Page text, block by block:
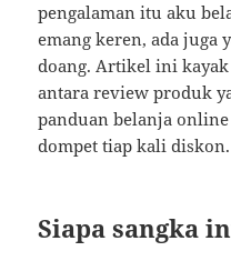
pengalaman itu aku
emang keren, ada juga
doang. Artikel ini
antara review produk
panduan belanja
dompet tiap kali diskon.
Siapa sangka